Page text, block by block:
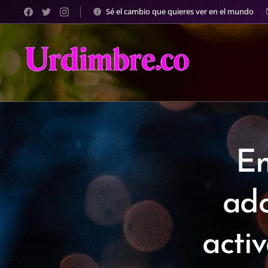
Sé el cambio que quieres ver en el mundo